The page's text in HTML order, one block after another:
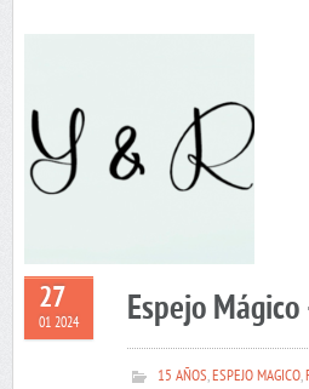
27
01 2024 Espejo
15 AÑOS,ESPEJO MAGICO,